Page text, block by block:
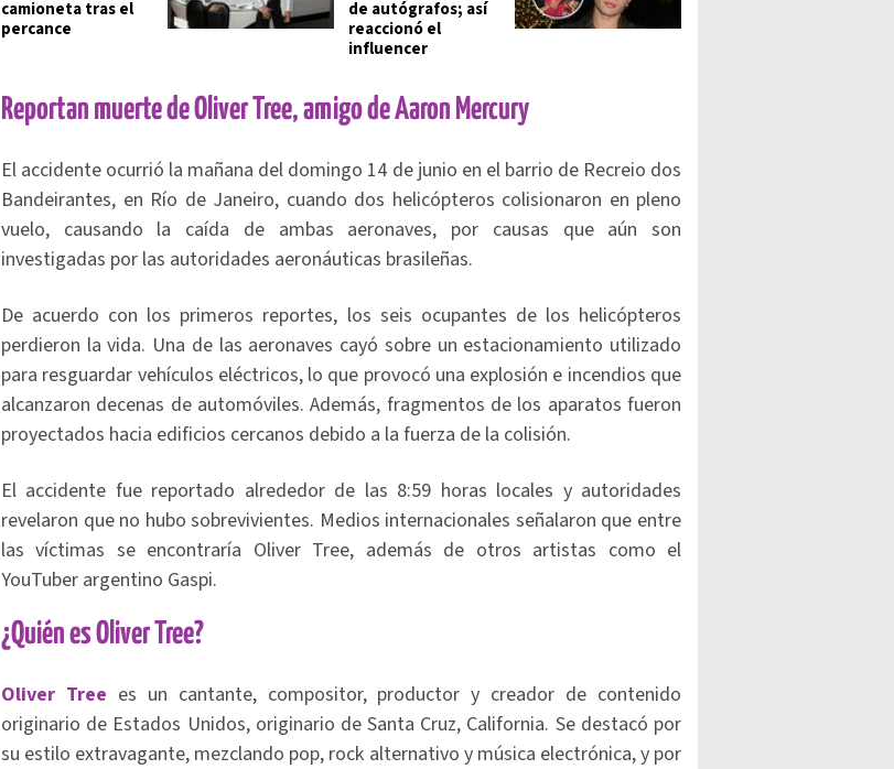
camioneta tras el
percance
de autógrafos; así
reaccionó el
influencer
Reportan muerte de Oliver Tree, amigo de Aaron Mercury
El accidente ocurrió la mañana del domingo 14 de junio en el barrio de Recreio dos
Bandeirantes, en Río de Janeiro, cuando dos helicópteros colisionaron en pleno
vuelo, causando la caída de ambas aeronaves, por causas que aún son
investigadas por las autoridades aeronáuticas brasileñas.
De acuerdo con los primeros reportes, los seis ocupantes de los helicópteros
perdieron la vida. Una de las aeronaves cayó sobre un estacionamiento utilizado
para resguardar vehículos eléctricos, lo que provocó una explosión e incendios que
alcanzaron decenas de automóviles. Además, fragmentos de los aparatos fueron
proyectados hacia edificios cercanos debido a la fuerza de la colisión.
El accidente fue reportado alrededor de las 8:59 horas locales y autoridades
revelaron que no hubo sobrevivientes. Medios internacionales señalaron que entre
las víctimas se encontraría Oliver Tree, además de otros artistas como el
YouTuber argentino Gaspi.
¿Quién es Oliver Tree?
Oliver Tree es un cantante, compositor, productor y creador de contenido
originario de Estados Unidos, originario de Santa Cruz, California. Se destacó por
su estilo extravagante, mezclando pop, rock alternativo y música electrónica, y por